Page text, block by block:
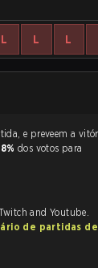
L L L
dos votos para
and Youtube.
de partidas de